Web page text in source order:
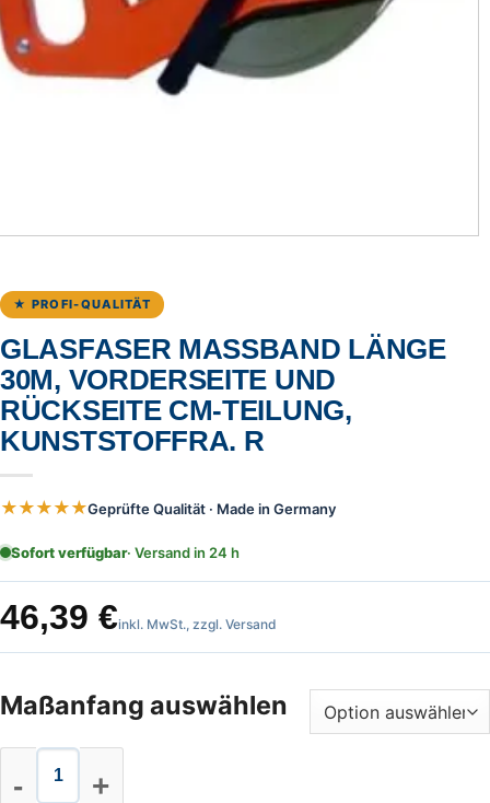
★ PROFI-QUALITÄT
GLASFASER MASSBAND LÄNGE 3
0M, VORDERSEITE UND R
ÜCKSEITE CM-TEILUNG, K
UNSTSTOFFRA. R
★★★★★Geprüfte Qualität · Made in Germany
Sofort verfügbar· Versand in 24 h
46,39 €inkl. MwSt., zzgl. Versand
Maßanfang auswählen
Glasfaser Maßband Länge 30m,